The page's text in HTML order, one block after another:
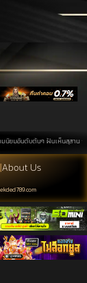
ดับต้นๆ ฝันเห็นสุสาน
|About Us